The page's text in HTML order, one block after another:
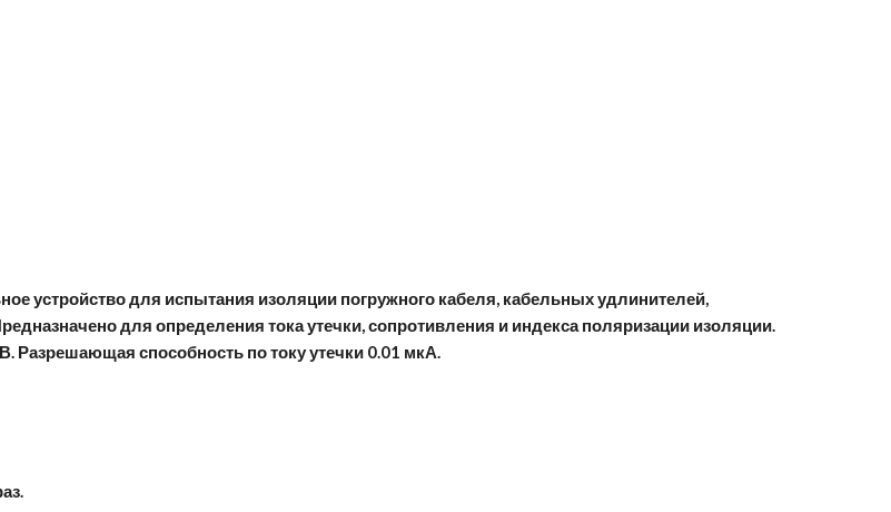
устройство для испытания изоляции погружного кабеля, кабельных удлинителей,
для определения тока утечки, сопротивления и индекса поляризации изоляции.
Разрешающая способность по току утечки 0.01 мкА.